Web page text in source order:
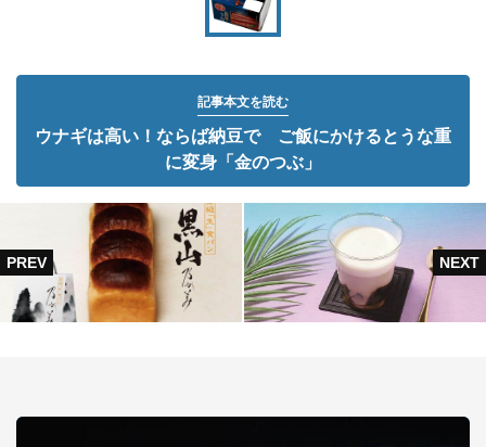
記事本文を読む
ウナギは高い！ならば納豆で ご飯にかけるとうな重
に変身「金のつぶ」